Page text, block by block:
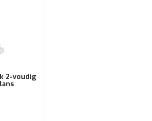
2-voudig